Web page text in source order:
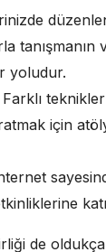
tanışmanın
yoludur.
Farklı
için
de